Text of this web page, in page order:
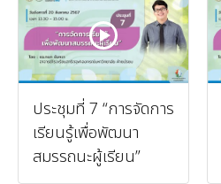
ประชุมที่ 7 “การจัดการ
เรียนรู้เพื่อพัฒนา
สมรรถนะผู้เรียน”